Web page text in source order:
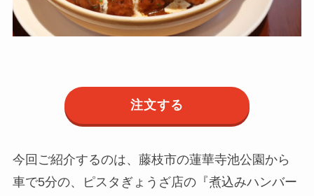
注文する
今回ご紹介するのは、藤枝市の蓮華寺池公園から
車で5分の、ピスタぎょうざ店の『煮込みハンバー